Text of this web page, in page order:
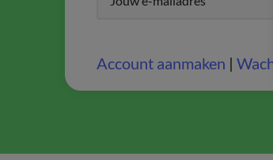
Account aanmaken |